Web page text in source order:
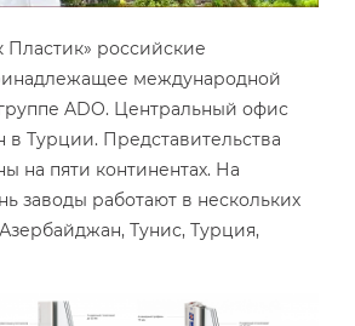
российские
международной
ADO. Центральный офис
в Турции. Представительства
на пяти континентах. На
заводы работают в нескольких
Тунис, Турция,